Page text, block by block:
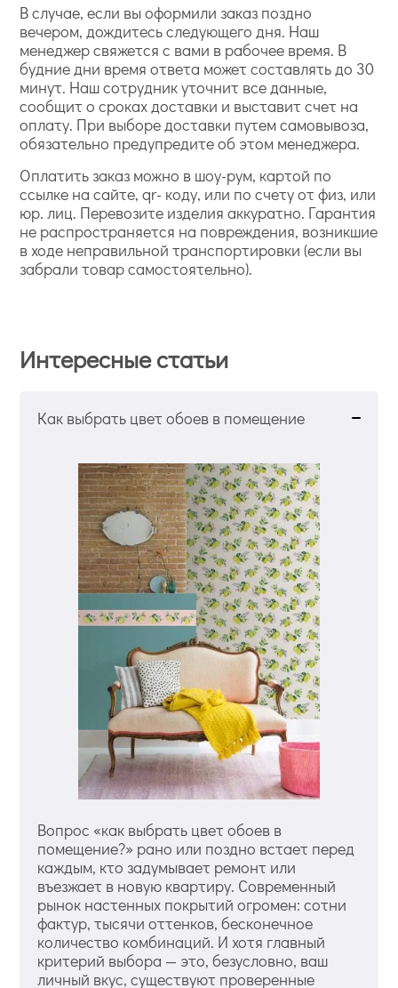
В случае, если вы оформили заказ поздно
вечером, дождитесь следующего дня. Наш
менеджер свяжется с вами в рабочее время. В
будние дни время ответа может составлять до 30
минут. Наш сотрудник уточнит все данные,
сообщит о сроках доставки и выставит счет на
оплату. При выборе доставки путем самовывоза,
обязательно предупредите об этом менеджера.
Оплатить заказ можно в шоу-рум, картой по
ссылке на сайте, qr- коду, или по счету от физ, или
юр. лиц. Перевозите изделия аккуратно. Гарантия
не распространяется на повреждения, возникшие
в ходе неправильной транспортировки (если вы
забрали товар самостоятельно).
Интересные статьи
Как выбрать цвет обоев в помещение
Вопрос «как выбрать цвет обоев в
помещение?» рано или поздно встает перед
каждым, кто задумывает ремонт или
въезжает в новую квартиру. Современный
рынок настенных покрытий огромен: сотни
фактур, тысячи оттенков, бесконечное
количество комбинаций. И хотя главный
критерий выбора — это, безусловно, ваш
личный вкус, существуют проверенные